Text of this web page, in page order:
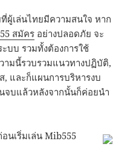
ผู้เล่นไทยมีความสนใจ หาก
สมัคร อย่างปลอดภัย จะ
บบ รวมทั้งต้องการใช้
ามนี้รวบรวมแนวทางปฏิบัติ,
และก็แผนการบริหารงบ
บแล้วหลังจากนั้นก็ค่อยนำ
เริ่มเล่น Mib555